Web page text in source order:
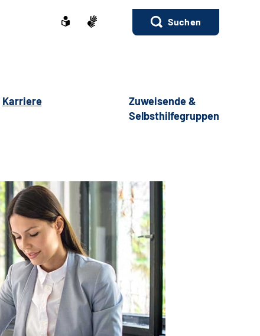
Suchen
Karriere
Zuweisende &
Selbsthilfegruppen